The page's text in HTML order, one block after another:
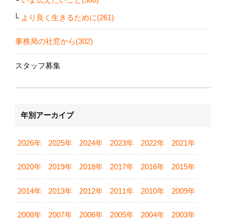
より良く生きるために(261)
事務局の社窓から(302)
スタッフ募集
年別アーカイブ
2026年 2025年 2024年 2023年 2022年 2021年
2020年 2019年 2018年 2017年 2016年 2015年
2014年 2013年 2012年 2011年 2010年 2009年
2008年 2007年 2006年 2005年 2004年 2003年